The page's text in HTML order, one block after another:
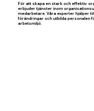
För att skapa en stark och effektiv
erbjuder tjänster inom
medarbetare. Våra experter hjälper
förändringar och utbilda personalen
arbetsmiljö.